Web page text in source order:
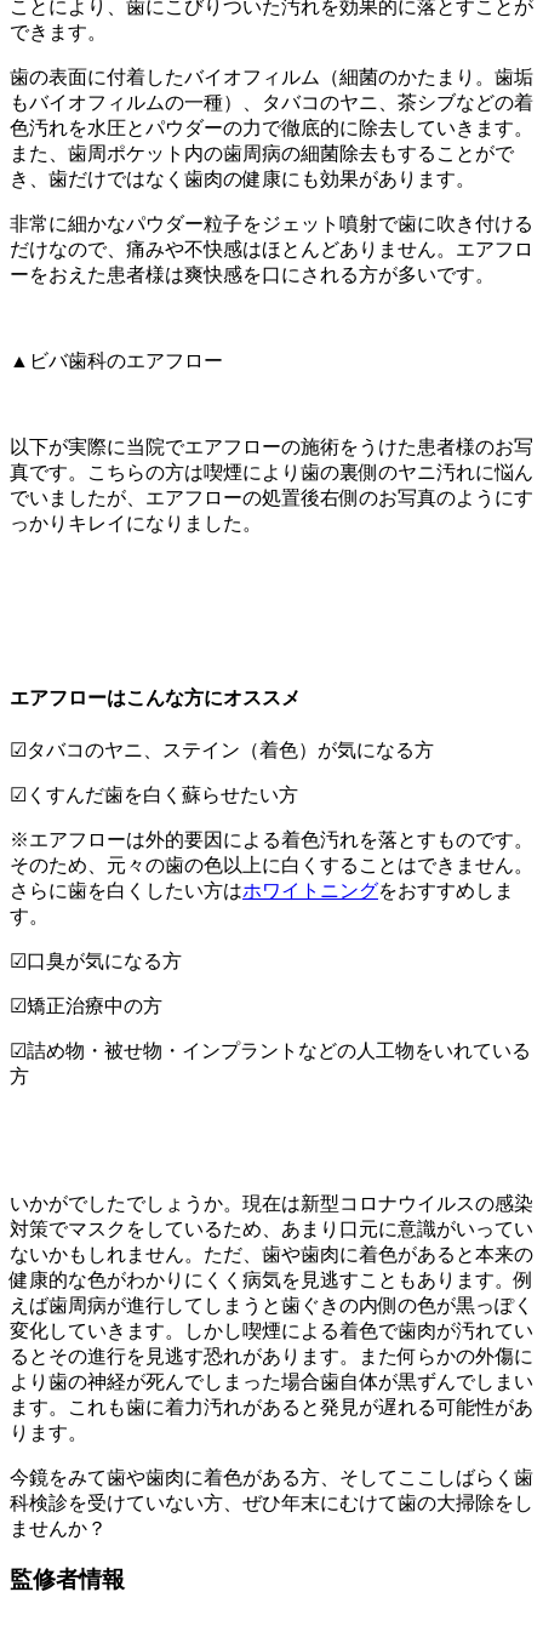
ことにより、歯にこびりついた汚れを効果的に落とすことが
できます。
歯の表面に付着したバイオフィルム（細菌のかたまり。歯垢
もバイオフィルムの一種）、タバコのヤニ、茶シブなどの着
色汚れを水圧とパウダーの力で徹底的に除去していきます。
また、歯周ポケット内の歯周病の細菌除去もすることがで
き、歯だけではなく歯肉の健康にも効果があります。
非常に細かなパウダー粒子をジェット噴射で歯に吹き付ける
だけなので、痛みや不快感はほとんどありません。エアフロ
ーをおえた患者様は爽快感を口にされる方が多いです。
▲ビバ歯科のエアフロー
以下が実際に当院でエアフローの施術をうけた患者様のお写
真です。こちらの方は喫煙により歯の裏側のヤニ汚れに悩ん
でいましたが、エアフローの処置後右側のお写真のようにす
っかりキレイになりました。
エアフローはこんな方にオススメ
☑タバコのヤニ、ステイン（着色）が気になる方
☑くすんだ歯を白く蘇らせたい方
※エアフローは外的要因による着色汚れを落とすものです。
そのため、元々の歯の色以上に白くすることはできません。
さらに歯を白くしたい方はホワイトニングをおすすめしま
す。
☑口臭が気になる方
☑矯正治療中の方
☑詰め物・被せ物・インプラントなどの人工物をいれている
方
いかがでしたでしょうか。現在は新型コロナウイルスの感染
対策でマスクをしているため、あまり口元に意識がいってい
ないかもしれません。ただ、歯や歯肉に着色があると本来の
健康的な色がわかりにくく病気を見逃すこともあります。例
えば歯周病が進行してしまうと歯ぐきの内側の色が黒っぽく
変化していきます。しかし喫煙による着色で歯肉が汚れてい
るとその進行を見逃す恐れがあります。また何らかの外傷に
より歯の神経が死んでしまった場合歯自体が黒ずんでしまい
ます。これも歯に着力汚れがあると発見が遅れる可能性があ
ります。
今鏡をみて歯や歯肉に着色がある方、そしてここしばらく歯
科検診を受けていない方、ぜひ年末にむけて歯の大掃除をし
ませんか？
監修者情報